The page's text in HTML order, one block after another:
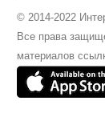
© 2014-2022
Все права
материалов